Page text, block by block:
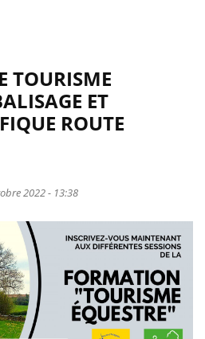
TOURISME
ET
ROUTE
2022 - 13:38